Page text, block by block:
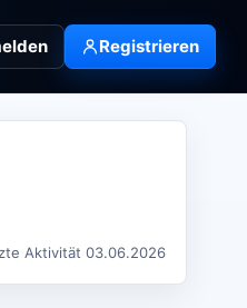
Registrieren
Aktivität 03.06.2026